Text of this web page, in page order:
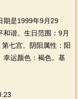
是1999年9月29
和谐。生日范围：9月
七宫。阴阳属性：阳
幸运颜色：褐色。基